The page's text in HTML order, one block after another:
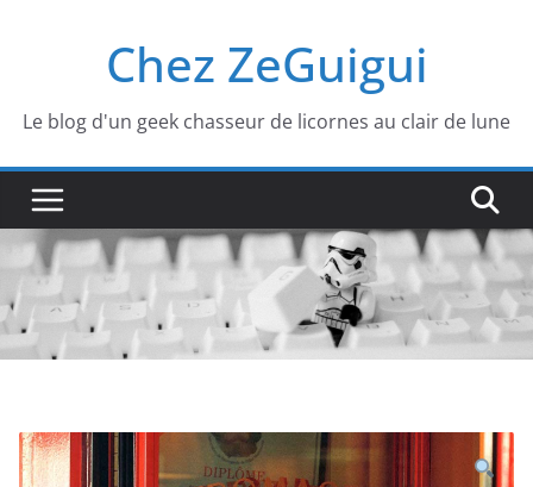
Chez ZeGuigui
Le blog d'un geek chasseur de licornes au clair de lune